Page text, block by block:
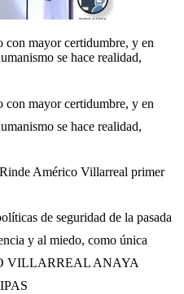
con mayor certidumbre, y en
se hace realidad,
con mayor certidumbre, y en
se hace realidad,
de seguridad de la pasada
y al miedo, como única
VILLARREAL ANAYA